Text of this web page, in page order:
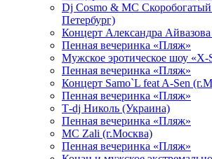
Dj Cosmo & МС Скоробогатый
Петербург)
Концерт Александра
Пенная вечеринка «Пляж»
Мужское эротическое шоу «X-
Пенная вечеринка «Пляж»
Концерт Samo`L feat A-Sen
Пенная вечеринка «Пляж»
Т-dj Николь (Украина)
Пенная вечеринка «Пляж»
МС Zali (г.Москва)
Пенная вечеринка «Пляж»